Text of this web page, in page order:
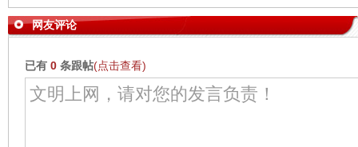
网友评论
已有 0 条跟帖(点击查看)